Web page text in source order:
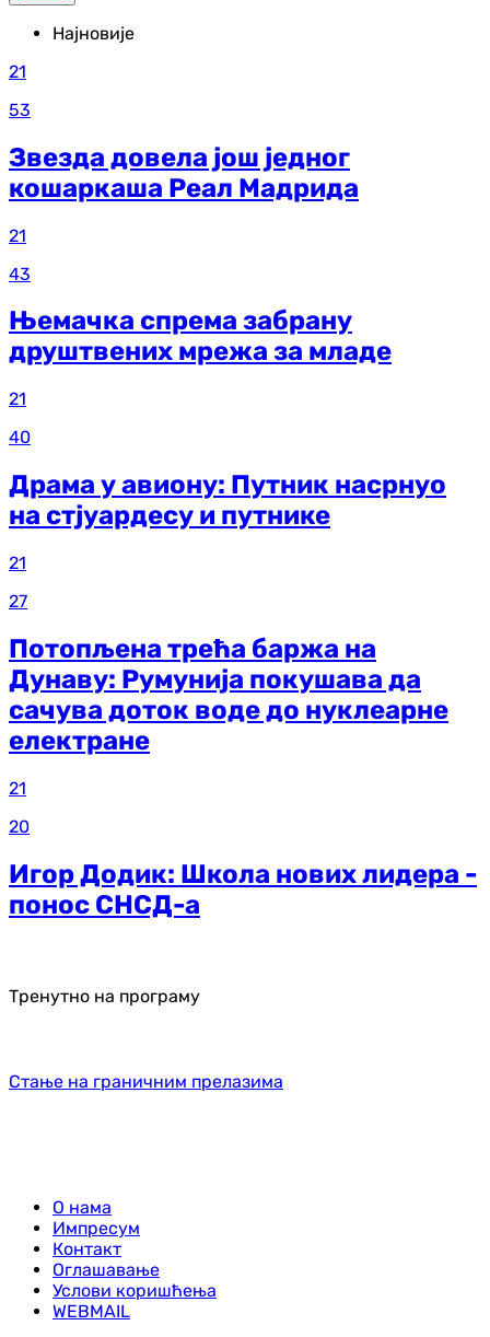
Најновије
21
53
Звезда довела још једног
кошаркаша Реал Мадрида
21
43
Њемачка спрема забрану
друштвених мрежа за младе
21
40
Драма у авиону: Путник насрнуо
на стјуардесу и путнике
21
27
Потопљена трећа баржа на
Дунаву: Румунија покушава да
сачува доток воде до нуклеарне
електране
21
20
Игор Додик: Школа нових лидера -
понос СНСД-а
Тренутно на програму
Стање на граничним прелазима
О нама
Импресум
Контакт
Оглашавање
Услови коришћења
WEBMAIL